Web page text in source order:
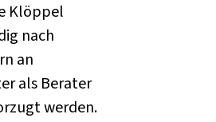
Klöppel
nach
an
als Berater
werden.